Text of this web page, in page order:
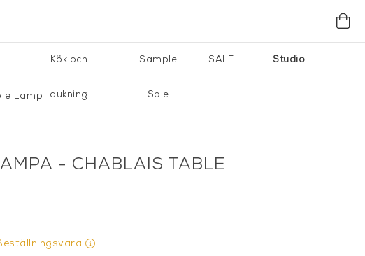
Studio
Kök och
dukning
Sample
Sale
SALE
Lamp
- CHABLAIS TABLE